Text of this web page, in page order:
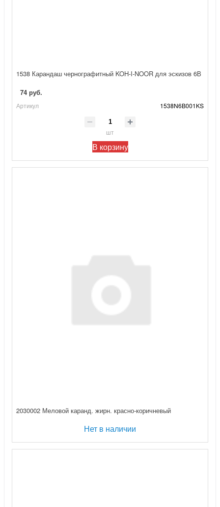
1538 Карандаш чернографитный KOH-I-NOOR для эскизов 6В
74 руб.
Артикул 1538N6B001KS
шт
В корзину
2030002 Меловой каранд. жирн. красно-коричневый
Нет в наличии